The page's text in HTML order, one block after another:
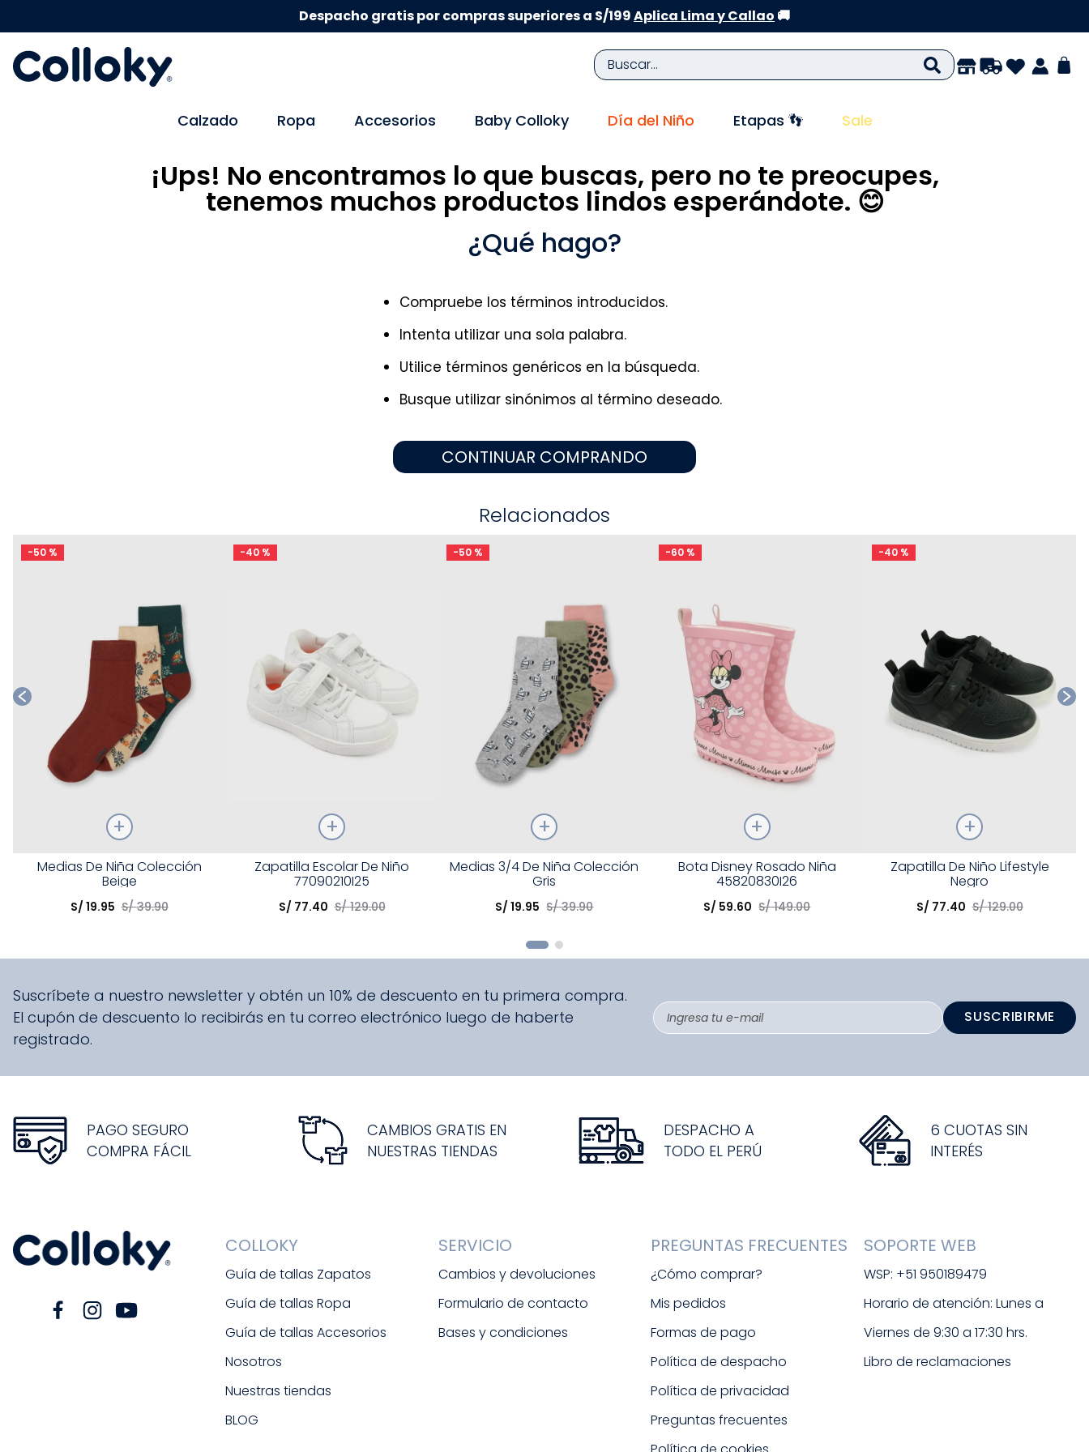
Despacho gratis por compras superiores a S/199Aplica Lima y Callao 🚚
Buscar...
Calzado Ropa Accesorios Baby Colloky Día del Niño Etapas 👣 Sale
¡Ups! No encontramos lo que buscas, pero no te preocupes,
tenemos muchos productos lindos esperándote. 😊
¿Qué hago?
Compruebe los términos introducidos.
Intenta utilizar una sola palabra.
Utilice términos genéricos en la búsqueda.
Busque utilizar sinónimos al término deseado.
CONTINUAR COMPRANDO
Relacionados
-50 %
Talla
Elige una opción
Medias De Niña Colección
Beige
S/ 19.95 S/ 39.90
-40 %
Elige una opción
Zapatilla Escolar De Niño
77090210I25
S/ 77.40 S/ 129.00
-50 %
Talla
Elige una opción
Medias 3/4 De Niña Colección
Gris
S/ 19.95 S/ 39.90
-60 %
Elige una opción
Bota Disney Rosado Niña
45820830I26
S/ 59.60 S/ 149.00
-40 %
Elige una opción
Zapatilla De Niño Lifestyle
Negro
S/ 77.40 S/ 129.00
Suscríbete a nuestro newsletter y obtén un 10% de descuento en tu primera compra.
El cupón de descuento lo recibirás en tu correo electrónico luego de haberte
registrado.
SUSCRIBIRME
PAGO SEGURO
COMPRA FÁCIL
CAMBIOS GRATIS EN
NUESTRAS TIENDAS
DESPACHO A
TODO EL PERÚ
6 CUOTAS SIN
INTERÉS
COLLOKY
Guía de tallas Zapatos
Guía de tallas Ropa
Guía de tallas Accesorios
Nosotros
Nuestras tiendas
BLOG
SERVICIO
Cambios y devoluciones
Formulario de contacto
Bases y condiciones
PREGUNTAS FRECUENTES
¿Cómo comprar?
Mis pedidos
Formas de pago
Política de despacho
Política de privacidad
Preguntas frecuentes
SOPORTE WEB
WSP: +51 950189479
Horario de atención: Lunes a
Viernes de 9:30 a 17:30 hrs.
Libro de reclamaciones
TÉRMINOS MÁS BUSCADOS
2 .
zapatillas niño
3.
medias
sandalias niña
7.
sandalias niño
8 .
pijama
9.
zapatos niña
10 . disney